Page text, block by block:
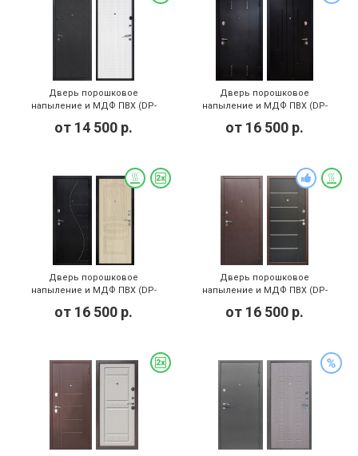
Дверь порошковое
напыление и МДФ ПВХ (DP-
от 14 500 р.
Дверь порошковое
напыление и МДФ ПВХ (DP-
от 16 500 р.
Дверь порошковое
напыление и МДФ ПВХ (DP-
от 16 500 р.
Дверь порошковое
напыление и МДФ ПВХ (DP-
от 16 500 р.